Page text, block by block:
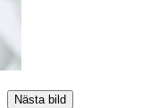
Nästa bild